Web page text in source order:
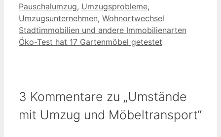
Pauschalumzug, Umzugsprobleme,
Umzugsunternehmen, Wohnortwechsel
Stadtimmobilien und andere Immobilienarten
Öko-Test hat 17 Gartenmöbel getestet
3 Kommentare zu „Umstände
mit Umzug und Möbeltransport“